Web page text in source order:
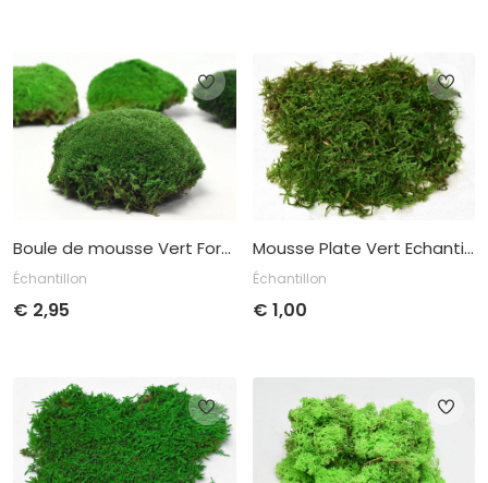
€2,95
par 1
2,95
par 1
Boule de mousse Vert Forêt échantillon
Échantillon
€ 2,95
2,95
par 1
Mousse Plate Vert Echantillon
Échantillon
€ 1,00
Prix ​​unitaire
par 1